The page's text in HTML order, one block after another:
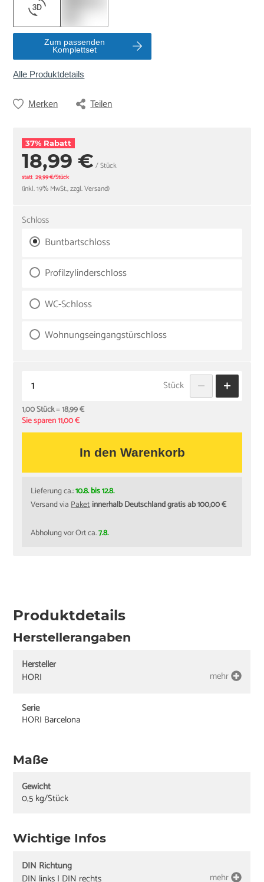
Zum passenden
Komplettset
Alle Produktdetails
Merken Teilen
37% Rabatt
18,99 € / Stück
statt 29,99 €/Stück
(inkl. 19% MwSt., zzgl. Versand)
Schloss
Buntbartschloss
Profilzylinderschloss
WC-Schloss
Wohnungseingangstürschloss
Stück
1,00 Stück=18,99 €
Sie sparen 11,00 €
In den Warenkorb
Lieferung ca.:10.8. bis 12.8.
Versand viaPaketinnerhalb Deutschland gratis ab 100,00 €
Abholung vor Ort ca.7.8.
Produktdetails
Herstellerangaben
Hersteller
HORI
mehr
Serie
HORI Barcelona
Maße
Gewicht
0,5 kg/Stück
Wichtige Infos
DIN Richtung
DIN links | DIN rechts
mehr